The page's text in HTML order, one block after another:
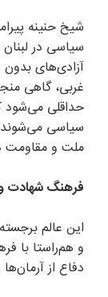
شیخ حنینه
سیاسی در لبنان
آزادی‌های
غربی، گاهی
حداقلی می‌شود
سیاسی می‌شوند،
ملت و مقاومت
فرهنگ شهادت
این عالم
و هم‌راستا با
دفاع از